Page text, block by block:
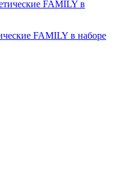
FAMILY в наборе